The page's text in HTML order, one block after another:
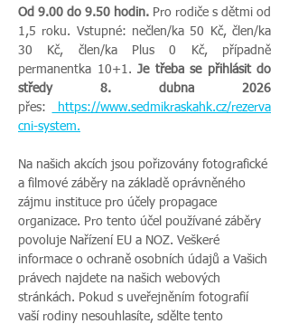
Od 9.00 do 9.50 hodin. Pro rodiče s dětmi od
1,5 roku. Vstupné: nečlen/ka 50 Kč, člen/ka
30 Kč, člen/ka Plus 0 Kč, případně
permanentka 10+1. Je třeba se přihlásit do
přes:
https://www.sedmikraskahk.cz/rezerva
cni-system.
Na našich akcích jsou pořizovány fotografické
a filmové záběry na základě oprávněného
zájmu instituce pro účely propagace
organizace. Pro tento účel používané záběry
povoluje Nařízení EU a NOZ. Veškeré
informace o ochraně osobních údajů a Vašich
právech najdete na našich webových
stránkách. Pokud s uveřejněním fotografií
vaší rodiny nesouhlasíte, sdělte tento